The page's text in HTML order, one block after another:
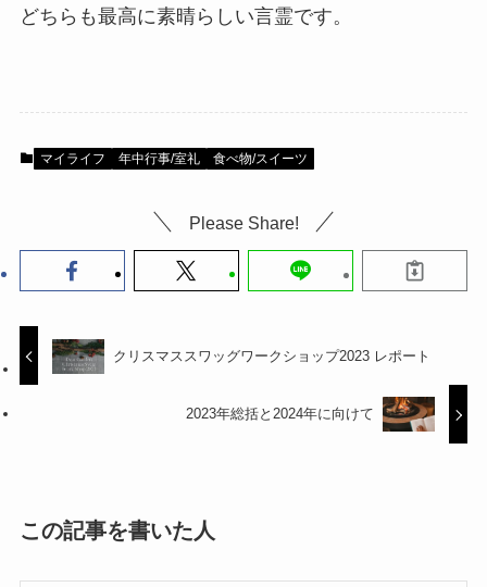
どちらも最高に素晴らしい言霊です。
マイライフ 年中行事/室礼 食べ物/スイーツ
Please Share!
クリスマススワッグワークショップ2023 レポート
2023年総括と2024年に向けて
この記事を書いた人